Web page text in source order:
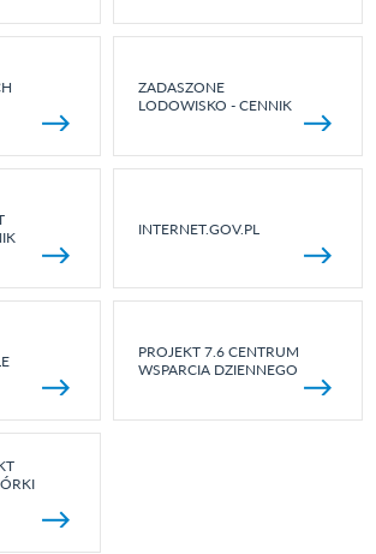
ZADASZONE
LODOWISKO - CENNIK
INTERNET.GOV.PL
PROJEKT 7.6 CENTRUM
WSPARCIA DZIENNEGO